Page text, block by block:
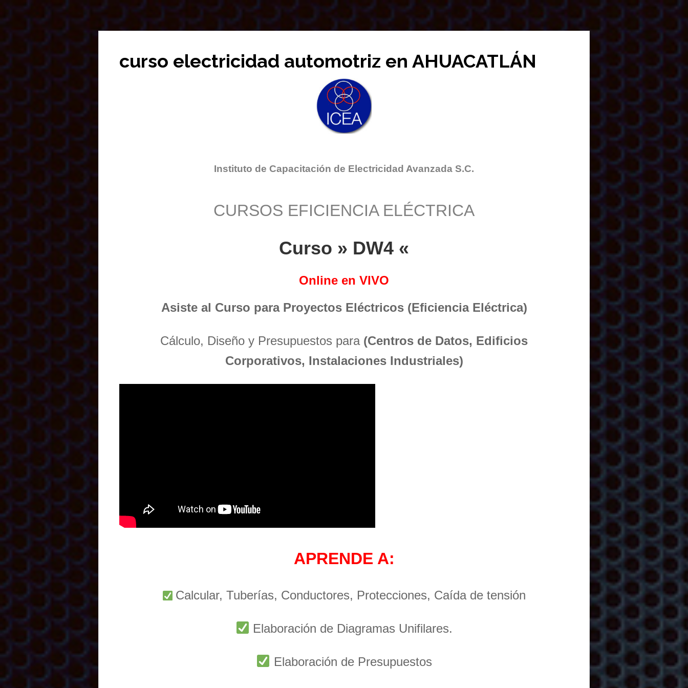
curso electricidad automotriz en AHUACATLÁN
Instituto de Capacitación de Electricidad Avanzada S.C.
CURSOS EFICIENCIA ELÉCTRICA
Curso » DW4 «
Online en VIVO
Asiste al Curso para Proyectos Eléctricos (Eficiencia Eléctrica)
Cálculo, Diseño y Presupuestos para (Centros de Datos, Edificios
Corporativos, Instalaciones Industriales)
APRENDE A:
Calcular, Tuberías, Conductores, Protecciones, Caída de tensión
Elaboración de Diagramas Unifilares.
Elaboración de Presupuestos